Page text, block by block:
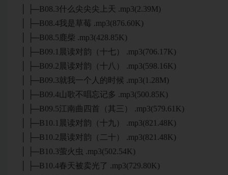
│ ├─B08.3什么尖尖尖上天 .mp3(2.39M)
│ ├─B08.4我是草莓 .mp3(876.60K)
│ ├─B08.5鹿柴 .mp3(428.85K)
│ ├─B09.1晨读对韵（十七） .mp3(706.17K)
│ ├─B09.2晨读对韵（十八） .mp3(598.16K)
│ ├─B09.3就我一个人的时候 .mp3(1.28M)
│ ├─B09.4山歌不唱忘记多 .mp3(500.85K)
│ ├─B09.5江南曲四首（其三） .mp3(579.61K)
│ ├─B10.1晨读对韵（十九） .mp3(821.48K)
│ ├─B10.2晨读对韵（二十） .mp3(821.48K)
│ ├─B10.3萤火虫 .mp3(502.54K)
│ ├─B10.4春天被卖光了 .mp3(729.80K)